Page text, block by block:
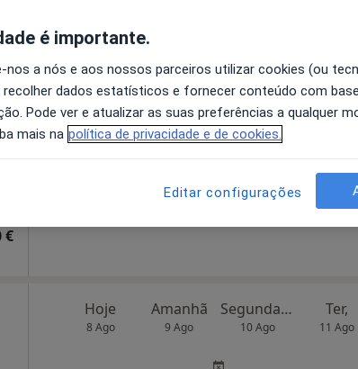
€
8 Ago 9 Ago 10 Ago 11 Ago
O agendamento online não está
Solicite um atendimento
Hoje
8 Ago
Amanhã
9 Ago
Segunda-feira
10 Ago
Ter,
11 Ago
é importante.
nos a nós e aos nossos parceiros utilizar cookies (ou
recolher dados estatísticos e fornecer conteúdo com
Pode ver e atualizar as suas preferências a qualquer
mais na política de privacidade e de cookies.
Editar configurações